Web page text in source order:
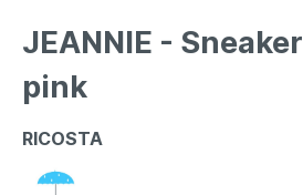
JEANNIE - Sneaker
pink
RICOSTA